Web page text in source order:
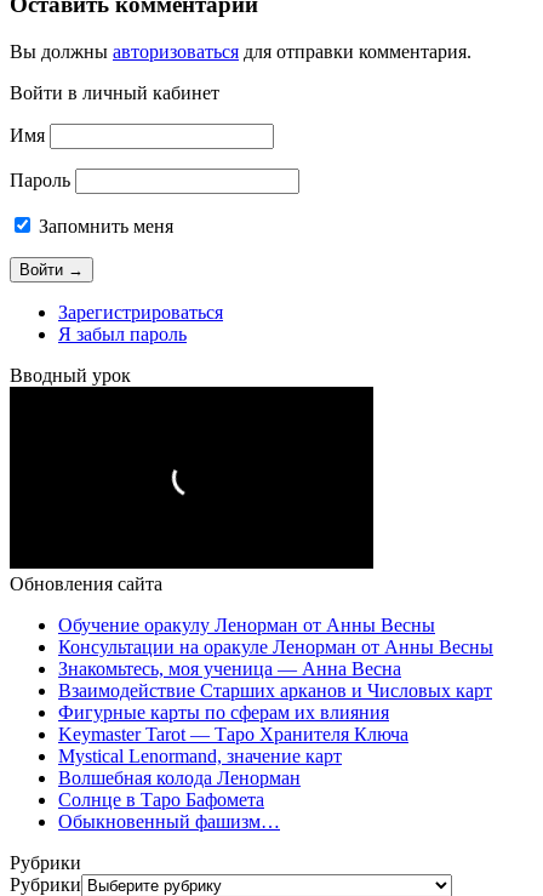
Вы должны авторизоваться для отправки комментария.
Войти в личный кабинет
Имя
Пароль
Запомнить меня
Зарегистрироваться
Я забыл пароль
Вводный урок
Обновления сайта
Обучение оракулу Ленорман от Анны Весны
Консультации на оракуле Ленорман от Анны Весны
Знакомьтесь, моя ученица — Анна Весна
Взаимодействие Старших арканов и Числовых карт
Фигурные карты по сферам их влияния
Keymaster Tarot — Таро Хранителя Ключа
Mystical Lenormand, значение карт
Волшебная колода Ленорман
Солнце в Таро Бафомета
Обыкновенный фашизм…
Рубрики
Рубрики